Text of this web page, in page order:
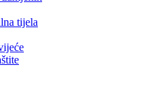
tijela